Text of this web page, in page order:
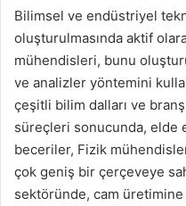
Bilimsel ve endüstriyel
oluşturulmasında aktif
mühendisleri, bunu
ve analizler yöntemini
çeşitli bilim dalları ve
süreçleri sonucunda, elde
beceriler, Fizik
çok geniş bir çerçeveye
sektöründe, cam